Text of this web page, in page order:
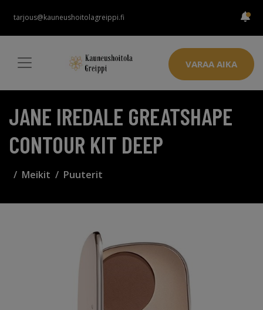
tarjous@kauneushoitolagreippi.fi
VARAA AIKA
JANE IREDALE GREATSHAPE
CONTOUR KIT DEEP
Meikit Puuterit